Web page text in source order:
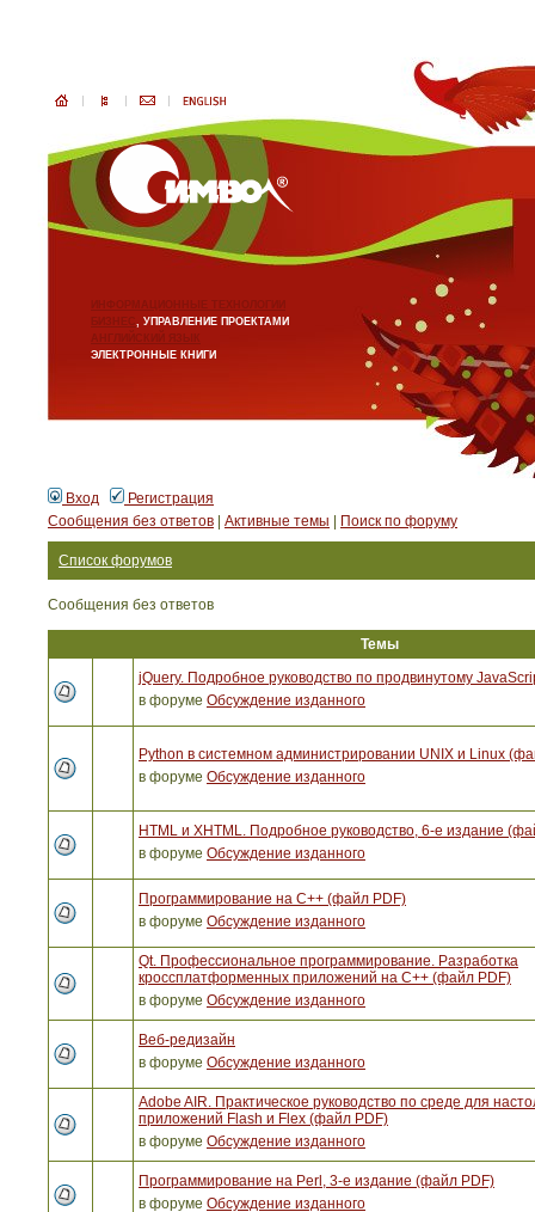
ИНФОРМАЦИОННЫЕ ТЕХНОЛОГИИ
БИЗНЕС, УПРАВЛЕНИЕ ПРОЕКТАМИ
АНГЛИЙСКИЙ ЯЗЫК
ЭЛЕКТРОННЫЕ КНИГИ
Вход
Регистрация
Сообщения без ответов
Активные темы Поиск по форуму
Список форумов
Сообщения без ответов
Темы
jQuery. Подробное руководство по продвинутому
в форуме Обсуждение изданного
Python в системном администрировании UNIX и Linux
в форуме Обсуждение изданного
HTML и XHTML. Подробное руководство, 6-е издание
в форуме Обсуждение изданного
Программирование на C++ (файл PDF)
в форуме Обсуждение изданного
Qt. Профессиональное программирование. Разработка
кроссплатформенных приложений на С++ (файл PDF)
в форуме Обсуждение изданного
Веб-редизайн
в форуме Обсуждение изданного
Adobe AIR. Практическое руководство по среде для
приложений Flash и Flex (файл PDF)
в форуме Обсуждение изданного
Программирование на Perl, 3-е издание (файл PDF)
в форуме Обсуждение изданного